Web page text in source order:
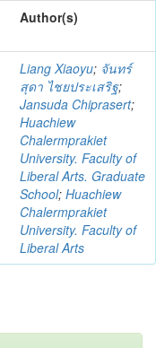
Author(s)
Liang Xiaoyu; จันทร์
สุดา ไชยประเสริฐ;
Jansuda Chiprasert;
Huachiew
Chalermprakiet
University. Faculty of
Liberal Arts. Graduate
School; Huachiew
Chalermprakiet
University. Faculty of
Liberal Arts